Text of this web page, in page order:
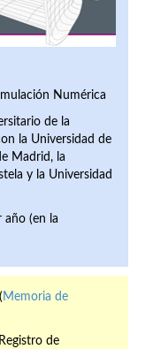
Numérica
de la
la Universidad de
Madrid, la
y la Universidad
año (en la
Memoria de
de